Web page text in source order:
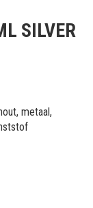
SILVER
metaal,